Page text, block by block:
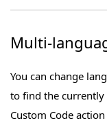
Multi-
You can change
to find the currently
Custom Code